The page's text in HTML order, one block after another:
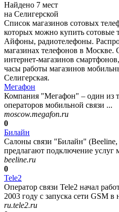
Найдено 7 мест
на Селигерской
Список магазинов сотовых
которых можно купить сотовые
Айфоны, радиотелефоны.
магазинах телефонов в
интернет-магазинов
часы работы магазинов
Селигерская.
Мегафон
Компания "Мегафон" – один из
операторов мобильной связи ...
moscow.megafon.ru
0
Билайн
Салоны связи "Билайн"
предлагают подключение услуг
beeline.ru
0
Tele2
Оператор связи Tele2 начал
2003 году с запуска сети GSM в
ru.tele2.ru